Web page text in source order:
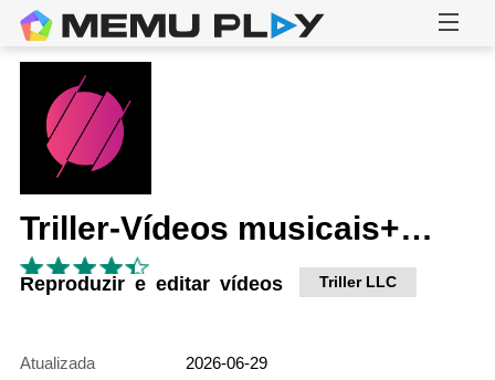
Triller-Vídeos musicais+Filmes
Reproduzir e editar vídeos Triller LLC
Atualizada
2026-06-29